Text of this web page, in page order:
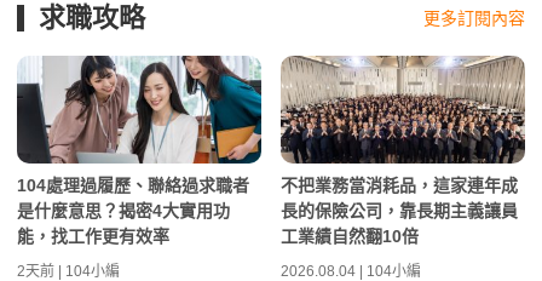
求職攻略 更多訂閱內容
104處理過履歷、聯絡過求職者
是什麼意思？揭密4大實用功
能，找工作更有效率
2天前 | 104小編
不把業務當消耗品，這家連年成
長的保險公司，靠長期主義讓員
工業績自然翻10倍
2026.08.04 | 104小編